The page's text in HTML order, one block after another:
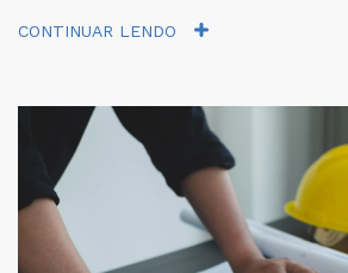
CONTINUAR LENDO